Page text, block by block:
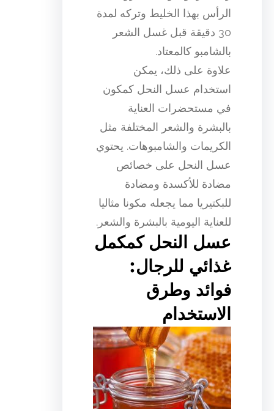
الرأس بهذا الخليط وتركه لمدة
30 دقيقة قبل غسل الشعر
بالشامبو كالمعتاد.
علاوة على ذلك، يمكن
استخدام عسل النحل كمكون
في مستحضرات العناية
بالبشرة والشعر المختلفة مثل
الكريمات والشامبوهات. يحتوي
عسل النحل على خصائص
مضادة للأكسدة ومضادة
للبكتيريا مما يجعله مكونا مثاليا
للعناية اليومية بالبشرة والشعر.
عسل النحل كمكمل
غذائي للرجال:
فوائد وطرق
الاستخدام